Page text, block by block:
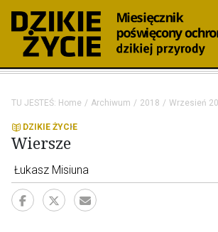
TU JESTEŚ: Home Archiwum 2018 Wrzesień
DZIKIE ŻYCIE
Wiersze
Łukasz Misiuna